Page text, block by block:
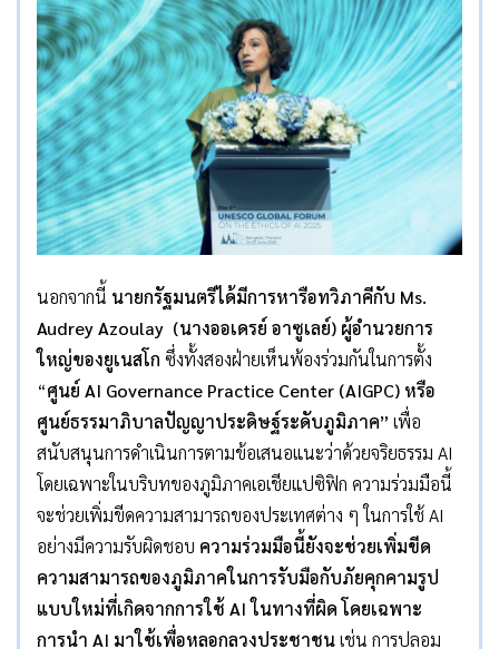
นอกจากนี้ นายกรัฐมนตรีได้มีการหารือทวิภาคีกับ Ms.
Audrey Azoulay (นางออเดรย์ อาซูเลย์) ผู้อำนวยการ
ใหญ่ของยูเนสโก ซึ่งทั้งสองฝ่ายเห็นพ้องร่วมกันในการตั้ง
“ศูนย์ AI Governance Practice Center (AIGPC) หรือ
ศูนย์ธรรมาภิบาลปัญญาประดิษฐ์ระดับภูมิภาค” เพื่อ
สนับสนุนการดำเนินการตามข้อเสนอแนะว่าด้วยจริยธรรม AI
โดยเฉพาะในบริบทของภูมิภาคเอเชียแปซิฟิก ความร่วมมือนี้
จะช่วยเพิ่มขีดความสามารถของประเทศต่าง ๆ ในการใช้ AI
อย่างมีความรับผิดชอบ ความร่วมมือนี้ยังจะช่วยเพิ่มขีด
ความสามารถของภูมิภาคในการรับมือกับภัยคุกคามรูป
แบบใหม่ที่เกิดจากการใช้ AI ในทางที่ผิด โดยเฉพาะ
การนำ AI มาใช้เพื่อหลอกลวงประชาชนเช่น การปลอม